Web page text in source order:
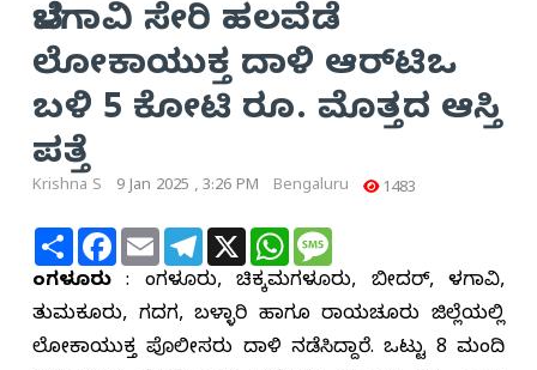
ಬೆಳಗಾವಿ ಸೇರಿ ಹಲವೆಡೆ
ಲೋಕಾಯುಕ್ತ ದಾಳಿ ಆರ್‌ಟಿಒ
ಬಳಿ 5 ಕೋಟಿ ರೂ. ಮೊತ್ತದ ಆಸ್ತಿ
ಪತ್ತೆ
Krishna S 9 Jan 2025 , 3:26 PM Bengaluru 1483
ShareFacebook
Email Telegram
X WhatsApp
ಬೆಂಗಳೂರು : ಬೆಂಗಳೂರು, ಚಿಕ್ಕಮಗಳೂರು, ಬೀದರ್, ಬೆಳಗಾವಿ,
ತುಮಕೂರು, ಗದಗ, ಬಳ್ಳಾರಿ ಹಾಗೂ ರಾಯಚೂರು ಜಿಲ್ಲೆಯಲ್ಲಿ
ಲೋಕಾಯುಕ್ತ ಪೊಲೀಸರು ದಾಳಿ ನಡೆಸಿದ್ದಾರೆ. ಒಟ್ಟು 8 ಮಂದಿ